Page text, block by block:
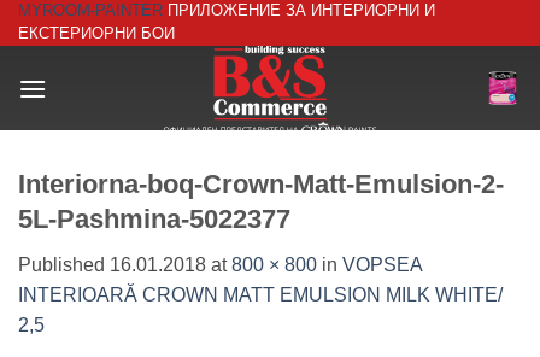
Skip
to
MYROOM-PAINTER ПРИЛОЖЕНИЕ ЗА ИНТЕРИОРНИ И
ЕКСТЕРИОРНИ БОИ
Interiorna-boq-Crown-Matt-Emulsion-2-
5L-Pashmina-5022377
Published 16.01.2018 at800 × 800 in VOPSEA
INTERIOARĂ CROWN MATT EMULSION MILK WHITE/
2,5